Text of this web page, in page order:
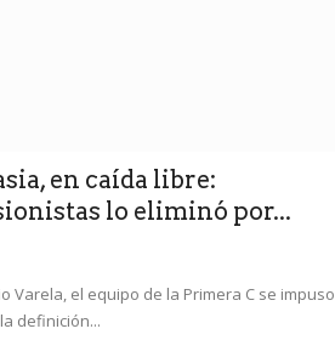
en caída libre:
lo eliminó por...
Varela, el equipo de la Primera C se impuso
definición...